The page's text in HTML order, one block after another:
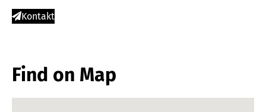
Kontakt
Find on Map